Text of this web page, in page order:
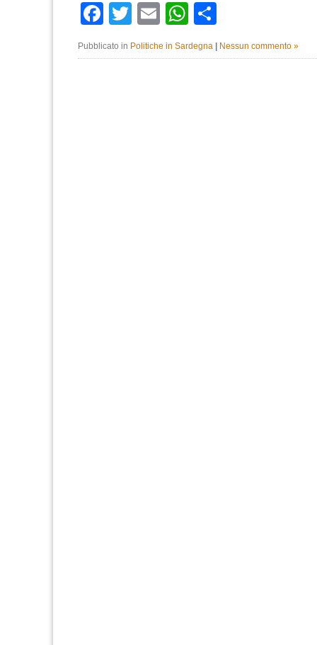
Facebook
TwitterEmailWhatsApp
Pubblicato in Politiche in Sardegna Nessun commento »